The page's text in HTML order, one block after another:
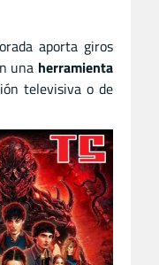
aporta giros
una herramienta
televisiva o de